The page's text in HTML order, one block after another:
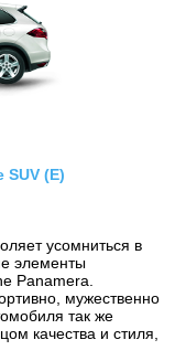
(E)
усомниться в
элементы
Panamera.
мужественно
так же
качества и стиля,